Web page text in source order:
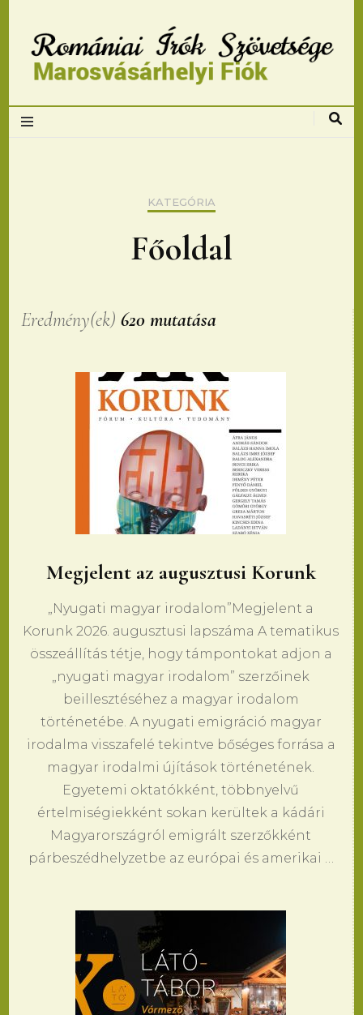
Romániai Írók
Marosvásárhelyi
KATEGÓRIA
Főoldal
Eredmény(ek)620 mutatása
Megjelent az augusztusi Korunk
„Nyugati magyar irodalom”Megjelent a
Korunk 2026. augusztusi lapszáma A tematikus
összeállítás tétje, hogy támpontokat adjon a
„nyugati magyar irodalom” szerzőinek
beillesztéséhez a magyar irodalom
történetébe. A nyugati emigráció magyar
irodalma visszafelé tekintve bőséges forrása a
magyar irodalmi újítások történetének.
Egyetemi oktatókként, többnyelvű
értelmiségiekként sokan kerültek a kádári
Magyarországról emigrált szerzőkként
párbeszédhelyzetbe az európai és amerikai …